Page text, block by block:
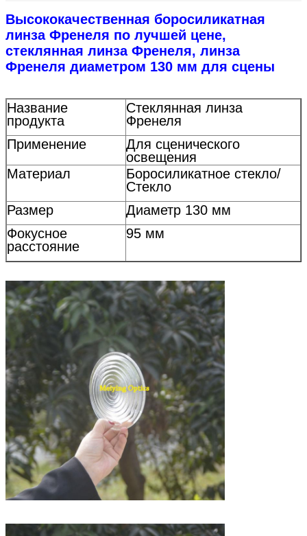
Высококачественная боросиликатная
линза Френеля по лучшей цене,
стеклянная линза Френеля, линза
Френеля диаметром 130 мм для сцены
Название
продукта
Стеклянная линза
Френеля
Применение
Для сценического
освещения
Материал
Боросиликатное стекло/
Стекло
Размер
Диаметр 130 мм
Фокусное
расстояние
95 мм